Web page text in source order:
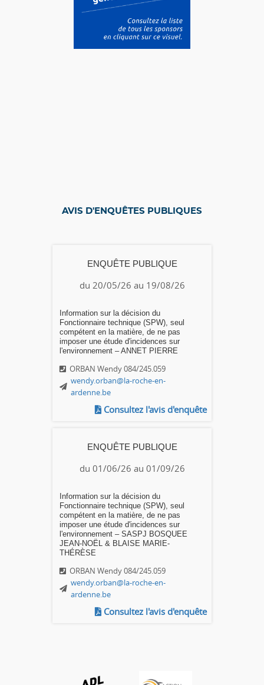
AVIS D'ENQUÊTES PUBLIQUES
ENQUÊTE PUBLIQUE
du 20/05/26 au 19/08/26
Information sur la décision du
Fonctionnaire technique (SPW), seul
compétent en la matière, de ne pas
imposer une étude d'incidences sur
l'environnement – ANNET PIERRE
ORBAN Wendy 084/245.059
wendy.orban@la-roche-en-
ardenne.be
Consultez l'avis d'enquête
ENQUÊTE PUBLIQUE
du 01/06/26 au 01/09/26
Information sur la décision du
Fonctionnaire technique (SPW), seul
compétent en la matière, de ne pas
imposer une étude d'incidences sur
l'environnement – SASPJ BOSQUEE
JEAN-NOËL & BLAISE MARIE-
THÉRÈSE
ORBAN Wendy 084/245.059
wendy.orban@la-roche-en-
ardenne.be
Consultez l'avis d'enquête